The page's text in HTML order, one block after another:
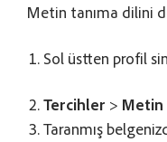
Metin tanıma dilini
Sol üstten profil
Tercihler > Metin
Taranmış